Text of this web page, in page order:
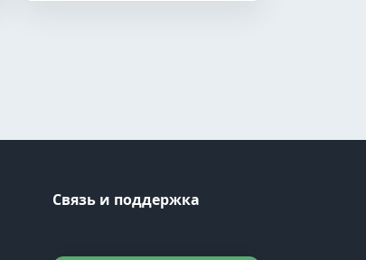
Связь и поддержка